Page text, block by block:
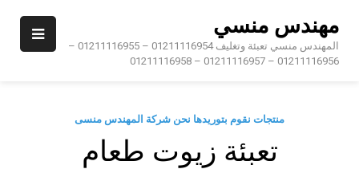
content
مهندس منسي
المهندس منسي تعبئة وتغليف 01211116954 – 01211116955 –
01211116956 – 01211116957 – 01211116958
منتجات نقوم بتوريدها نحن شركة المهندس منسى
تعبئة زيوت طعام